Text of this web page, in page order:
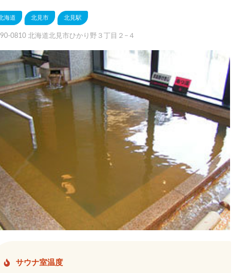
海道 北見市 北見駅
0810 北海道北見市ひかり野３丁目２−４
サウナ室温度